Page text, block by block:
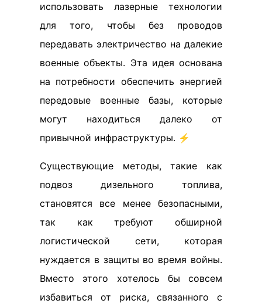
использовать лазерные технологии
для того, чтобы без проводов
передавать электричество на далекие
военные объекты. Эта идея основана
на потребности обеспечить энергией
передовые военные базы, которые
могут находиться далеко от
привычной инфраструктуры. ⚡️
Существующие методы, такие как
подвоз дизельного топлива,
становятся все менее безопасными,
так как требуют обширной
логистической сети, которая
нуждается в защиты во время войны.
Вместо этого хотелось бы совсем
избавиться от риска, связанного с